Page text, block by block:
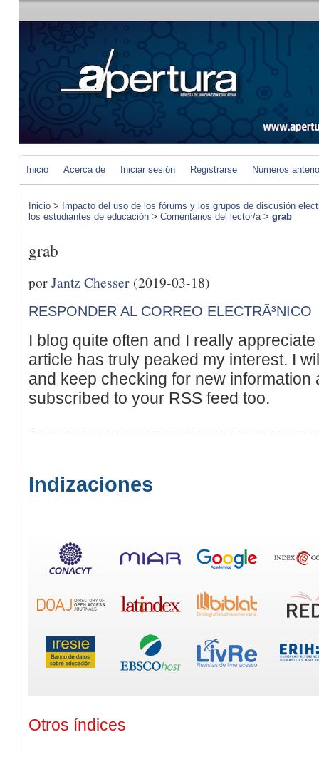
Inicio Acerca de Iniciar sesión Registrarse Números
Inicio > Impacto del uso de los fórums y los grupos de discusión
los estudiantes de educación > Comentarios del lector/a> grab
grab
porJantz Chesser (2019-03-18)
RESPONDER AL CORREO ELECTRÃ³NICO
I blog quite often and I really
article has truly peaked my interest. I
and keep checking for new information
subscribed to your RSS feed too.
Indizaciones
Otros índices